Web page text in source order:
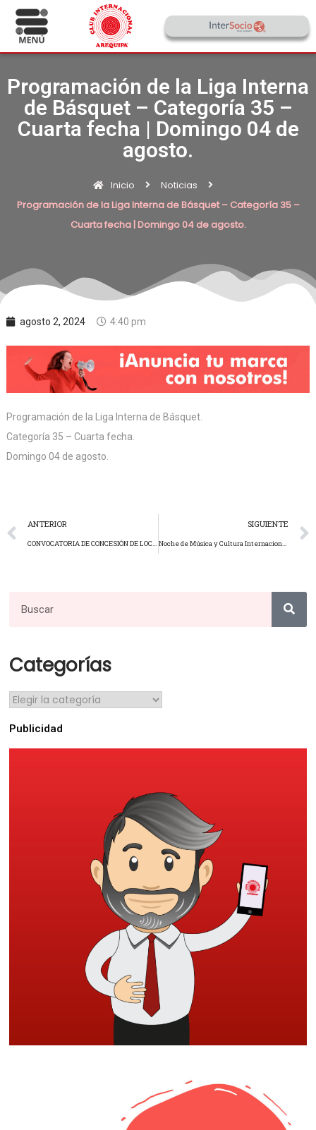
Programación de la Liga Interna
de Básquet – Categoría 35 –
Cuarta fecha | Domingo 04 de
agosto.
Inicio
Noticias
Programación de la Liga Interna de Básquet – Categoría 35 –
Cuarta fecha | Domingo 04 de agosto.
agosto 2, 2024 4:40 pm
Programación de la Liga Interna de Básquet.
Categoría 35 – Cuarta fecha.
Domingo 04 de agosto.
ANTERIOR
CONVOCATORIA DE CONCESIÓN DE LOCALES
SIGUIENTE
Noche de Música y Cultura Internacional con tunas de Perú, Bolivia y Puerto Rico | Jueves 08 de agosto | 18:00 horas | Piscina Recreativa.
Categorías
Publicidad